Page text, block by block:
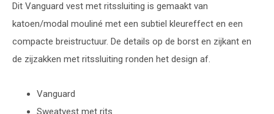
Dit Vanguard vest met ritssluiting is gemaakt van
katoen/modal mouliné met een subtiel kleureffect en een
compacte breistructuur. De details op de borst en zijkant en
de zijzakken met ritssluiting ronden het design af.
Vanguard
Sweatvest met rits